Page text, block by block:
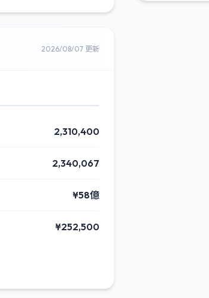
2026/08/07 更新
2,310,400
2,340,067
¥58億
¥252,500